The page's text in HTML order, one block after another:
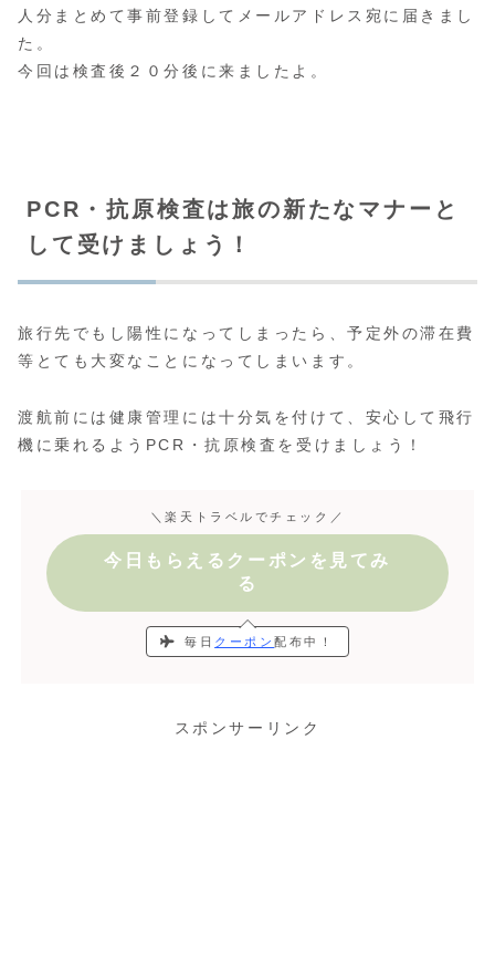
人分まとめて事前登録してメールアドレス宛に届きまし
た。
今回は検査後２０分後に来ましたよ。
PCR・抗原検査は旅の新たなマナーと
して受けましょう！
旅行先でもし陽性になってしまったら、予定外の滞在費
等とても大変なことになってしまいます。
渡航前には健康管理には十分気を付けて、安心して飛行
機に乗れるようPCR・抗原検査を受けましょう！
＼楽天トラベルでチェック／
今日もらえるクーポンを見てみ
る
毎日 クーポン配布中！
スポンサーリンク